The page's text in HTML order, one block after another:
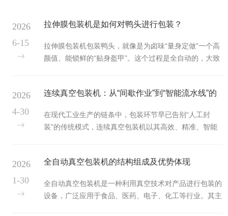
拉伸膜包装机是如何对鸭头进行包装？
拉伸膜包装机包装鸭头，就像是为卤味“量身定做”一个高
颜值、能锁鲜的“贴身盔甲”。这个过程是全自动的，大致
过程：下膜(一种可拉伸的塑料软膜)进入机器后，会被加
涨，拉伸出一个与鸭头形状匹配的凹槽。鸭头特别之处：
鸭头形状不规则，有凸起的嘴部和颅骨，因此这个凹槽需
这个凹槽可以是方形、...
2026
6-15
连续真空包装机：从“间歇作业”到“智能流水线”的
在现代工业生产的链条中，包装环节早已告别“人工封
装”的传统模式，连续真空包装机以其高效、精准、智能
无菌药品，连续真空包装机正凭借跨场景的适配能力，重
优势，在于突破了传统设备的效率瓶颈。传统单室真空包
装机完成一个循环需40秒，而滚动式连续真空包装机的
2026
4-30
全自动真空包装机的结构组成及优势体现
全自动真空包装机是一种利用真空技术对产品进行包装的
设备，广泛应用于食品、医药、电子、化工等行业。其主
2026
1-30